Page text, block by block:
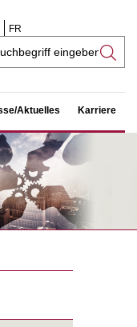
FR
Aktuelles Karriere